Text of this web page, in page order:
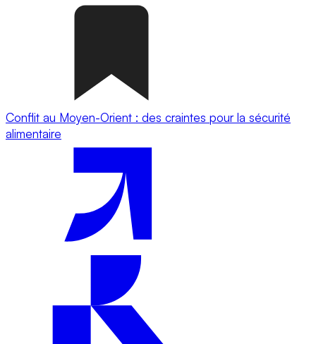
Conflit au Moyen-Orient : des craintes pour la sécurité
alimentaire